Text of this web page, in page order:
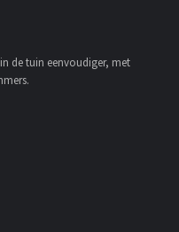
de tuin eenvoudiger, met